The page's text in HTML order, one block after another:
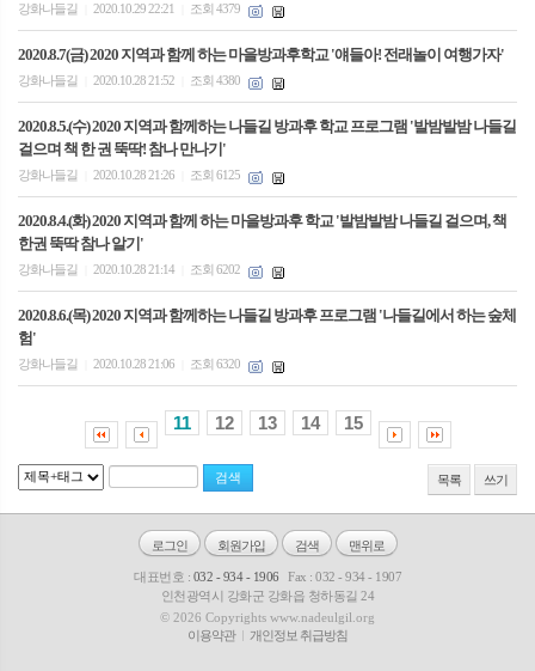
강화나들길 2020.10.29 22:21 조회 4379
2020.8.7(금) 2020 지역과 함께 하는 마을방과후학교 '얘들아! 전래놀이 여행가자'
강화나들길 2020.10.28 21:52 조회 4380
2020.8.5.(수) 2020 지역과 함께하는 나들길 방과후 학교 프로그램 '발밤발밤 나들길
걸으며 책 한 권 뚝딱! 참나 만나기'
강화나들길 2020.10.28 21:26 조회 6125
2020.8.4.(화) 2020 지역과 함께 하는 마을방과후 학교 '발밤발밤 나들길 걸으며, 책
한권 뚝딱 참나 알기'
강화나들길 2020.10.28 21:14 조회 6202
2020.8.6.(목) 2020 지역과 함께하는 나들길 방과후 프로그램 '나들길에서 하는 숲체
험'
강화나들길 2020.10.28 21:06 조회 6320
11 12 13 14 15
목록 쓰기
로그인 회원가입 검색 맨위로
대표번호 : 032 - 934 - 1906
Fax : 032 - 934 - 1907
인천광역시 강화군 강화읍 청하동길 24
© 2026 Copyrights www.nadeulgil.org
이용약관
개인정보 취급방침